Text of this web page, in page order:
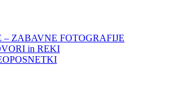
– ZABAVNE FOTOGRAFIJE
in REKI